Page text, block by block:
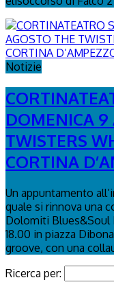
Notizie
DOMENICA 9
TWISTERS
CORTINA
Un appuntamento
quale si rinnova una
Dolomiti Blues&Soul
18.00 in piazza
groove, con una
Ricerca per: